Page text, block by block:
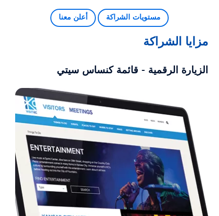
مستويات الشراكة أعلن معنا
مزايا الشراكة
الزيارة الرقمية - قائمة كنساس سيتي